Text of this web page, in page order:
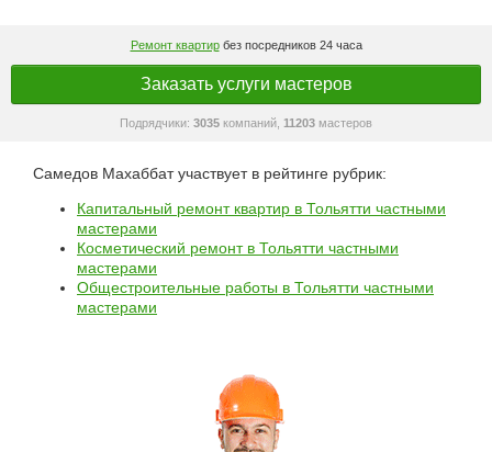
Ремонт квартирбез посредников 24 часа
Заказать услуги мастеров
Подрядчики: 3035 компаний, 11203 мастеров
Самедов Махаббат участвует в рейтинге рубрик:
Капитальный ремонт квартир в Тольятти частными
мастерами
Косметический ремонт в Тольятти частными
мастерами
Общестроительные работы в Тольятти частными
мастерами